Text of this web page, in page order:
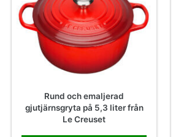
Rund och emaljerad
gjutjärnsgryta på 5,3 liter från
Le Creuset